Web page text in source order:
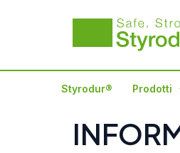
Styrodur® Prodotti